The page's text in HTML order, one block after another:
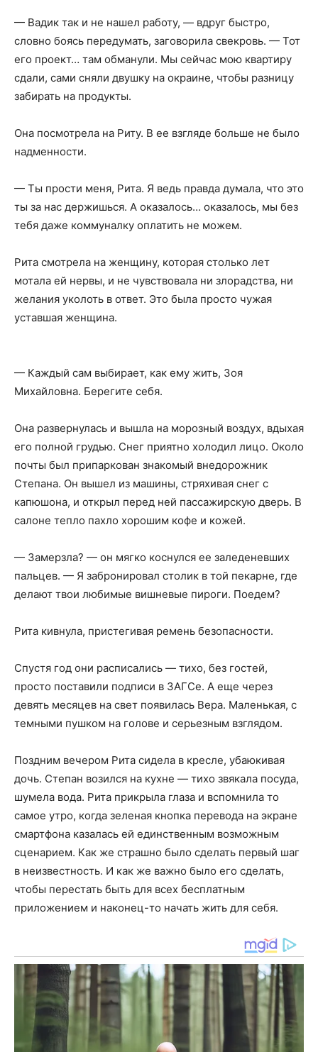
— Вадик так и не нашел работу, — вдруг быстро,
словно боясь передумать, заговорила свекровь. — Тот
его проект… там обманули. Мы сейчас мою квартиру
сдали, сами сняли двушку на окраине, чтобы разницу
забирать на продукты.
Она посмотрела на Риту. В ее взгляде больше не было
надменности.
— Ты прости меня, Рита. Я ведь правда думала, что это
ты за нас держишься. А оказалось… оказалось, мы без
тебя даже коммуналку оплатить не можем.
Рита смотрела на женщину, которая столько лет
мотала ей нервы, и не чувствовала ни злорадства, ни
желания уколоть в ответ. Это была просто чужая
уставшая женщина.
— Каждый сам выбирает, как ему жить, Зоя
Михайловна. Берегите себя.
Она развернулась и вышла на морозный воздух, вдыхая
его полной грудью. Снег приятно холодил лицо. Около
почты был припаркован знакомый внедорожник
Степана. Он вышел из машины, стряхивая снег с
капюшона, и открыл перед ней пассажирскую дверь. В
салоне тепло пахло хорошим кофе и кожей.
— Замерзла? — он мягко коснулся ее заледеневших
пальцев. — Я забронировал столик в той пекарне, где
делают твои любимые вишневые пироги. Поедем?
Рита кивнула, пристегивая ремень безопасности.
Спустя год они расписались — тихо, без гостей,
просто поставили подписи в ЗАГСе. А еще через
девять месяцев на свет появилась Вера. Маленькая, с
темными пушком на голове и серьезным взглядом.
Поздним вечером Рита сидела в кресле, убаюкивая
дочь. Степан возился на кухне — тихо звякала посуда,
шумела вода. Рита прикрыла глаза и вспомнила то
самое утро, когда зеленая кнопка перевода на экране
смартфона казалась ей единственным возможным
сценарием. Как же страшно было сделать первый шаг
в неизвестность. И как же важно было его сделать,
чтобы перестать быть для всех бесплатным
приложением и наконец-то начать жить для себя.